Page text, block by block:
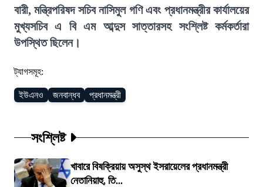
বারী, মন্ত্রিপরিষদ সচিব নাসিমুল গণি এবং প্রধানমন্ত্রীর কার্যালয়ের
মুখ্যসচিব এ বি এম আব্দুস সাত্তারসহ সংশ্লিষ্ট কর্মকর্তারা
উপস্থিত ছিলেন।
ট্যাগসমূহ:
ইউএনও জনবান্ধব প্রধানমন্ত্রী
সংশ্লিষ্ট
খাবারে বিষক্রিয়ায় অসুস্থ ইসরায়েলের প্রধানমন্ত্রী
নেতানিয়াহু, তি...